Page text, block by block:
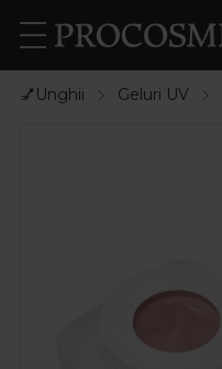
💅Unghii Geluri UV